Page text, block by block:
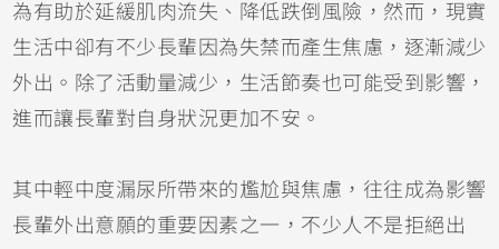
為有助於延緩肌肉流失、降低跌倒風險，然而，現實
生活中卻有不少長輩因為失禁而產生焦慮，逐漸減少
外出。除了活動量減少，生活節奏也可能受到影響，
進而讓長輩對自身狀況更加不安。
其中輕中度漏尿所帶來的尷尬與焦慮，往往成為影響
長輩外出意願的重要因素之一，不少人不是拒絕出